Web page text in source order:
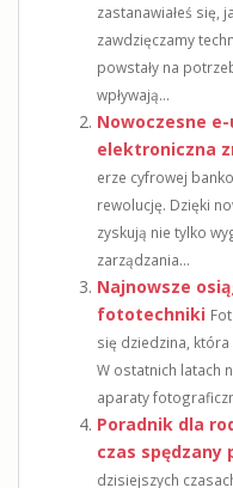
zastanawiałeś się,
zawdzięczamy
powstały na
wpływają...
Nowoczesne
elektroniczna
erze cyfrowej
rewolucję. Dzięki
zyskują nie tylko
zarządzania...
Najnowsze
fototechniki
się dziedzina,
W ostatnich latach
aparaty
Poradnik dla
czas spędzany
dzisiejszych